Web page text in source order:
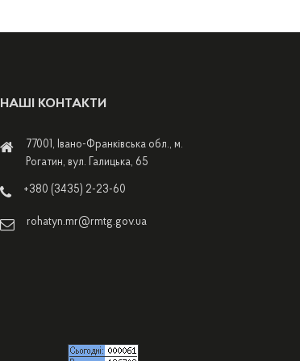
НАШІ КОНТАКТИ
77001, Івано-Франківська обл., м.
Рогатин, вул. Галицька, 65
+380 (3435) 2-23-60
rohatyn.mr@rmtg.gov.ua